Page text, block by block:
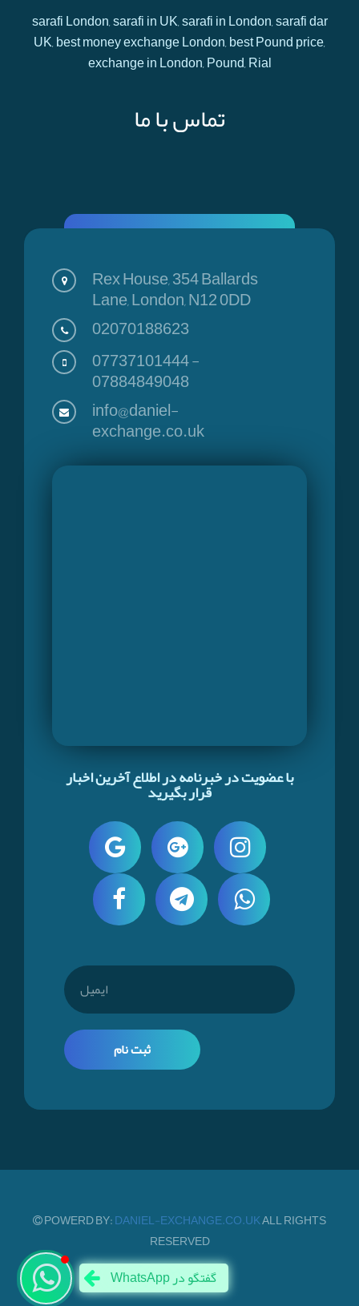
sarafi London, sarafi in UK, sarafi in London, sarafi dar
UK, best money exchange London, best Pound price,
exchange in London, Pound, Rial
تماس با ما
Rex House, 354 Ballards
Lane, London, N12 0DD
02070188623
07737101444-
07884849048
info@daniel-
exchange.co.uk
با عضویت در خبرنامه در اطلاع آخرین اخبار
قرار بگیرید
ثبت نام
POWERD BY:DANIEL-EXCHANGE.CO.UKALL RIGHTS
RESERVED
نحوه انتقال پول
WhatsApp گفتگو در